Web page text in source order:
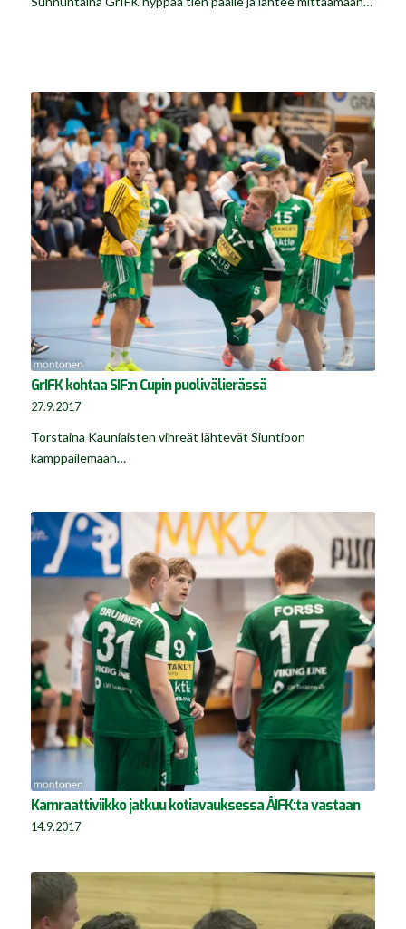
GrIFK kohtaa SIF:n Cupin puolivälierässä
27.9.2017
Torstaina Kauniaisten vihreät lähtevät Siuntioon
kamppailemaan…
Kamraattiviikko jatkuu kotiavauksessa ÅIFK:ta vastaan
14.9.2017